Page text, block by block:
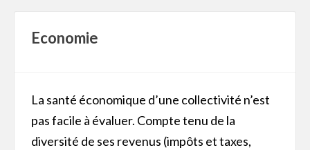
Economie
La santé économique d’une collectivité n’est
pas facile à évaluer. Compte tenu de la
diversité de ses revenus (impôts et taxes,